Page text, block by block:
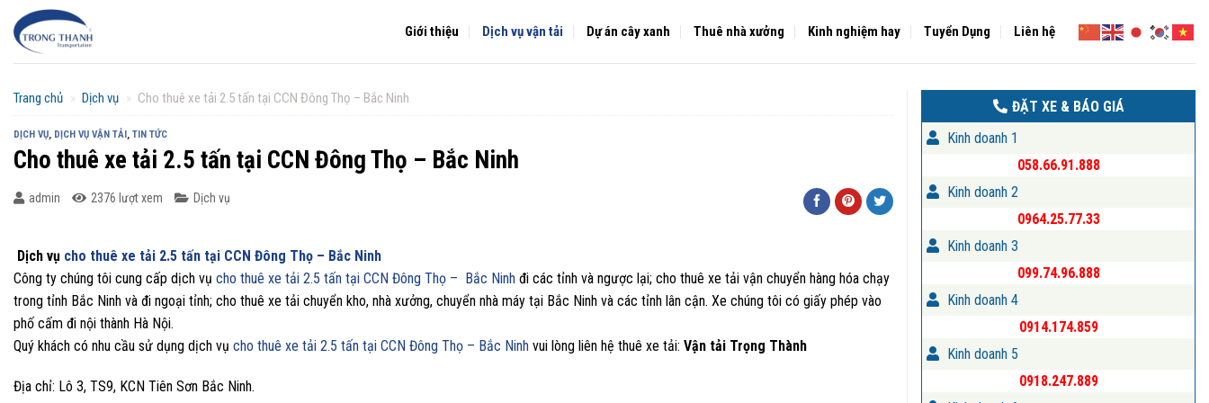
Chuyển
đến
Giới thiệu Dịch vụ vận tải Dự án cây xanh Thuê nhà xưởng Kinh nghiệm hay Tuyển Dụng Liên hệ
Trang chủ » Dịch vụ » Cho thuê xe tải 2.5 tấn tại CCN Đông Thọ – Bắc Ninh
DỊCH VỤ, DỊCH VỤ VẬN TẢI, TIN TỨC
Cho thuê xe tải 2.5 tấn tại CCN Đông Thọ – Bắc Ninh
admin 2376 lượt xem Dịch vụ
Dịch vụ cho thuê xe tải 2.5 tấn tại CCN Đông Thọ – Bắc Ninh
Công ty chúng tôi cung cấp dịch vụ cho thuê xe tải 2.5 tấn tại CCN Đông Thọ – Bắc Ninh đi các tỉnh và ngược lại; cho thuê xe tải vận chuyển hàng hóa chạy
trong tỉnh Bắc Ninh và đi ngoại tỉnh; cho thuê xe tải chuyển kho, nhà xưởng, chuyển nhà máy tại Bắc Ninh và các tỉnh lân cận. Xe chúng tôi có giấy phép vào
phố cấm đi nội thành Hà Nội.
Quý khách có nhu cầu sử dụng dịch vụ cho thuê xe tải 2.5 tấn tại CCN Đông Thọ – Bắc Ninh vui lòng liên hệ thuê xe tải: Vận tải Trọng Thành
Địa chỉ: Lô 3, TS9, KCN Tiên Sơn Bắc Ninh.
ĐẶT XE & BÁO GIÁ
Kinh doanh 1
058.66.91.888
Kinh doanh 2
0964.25.77.33
Kinh doanh 3
099.74.96.888
Kinh doanh 4
0914.174.859
Kinh doanh 5
0918.247.889